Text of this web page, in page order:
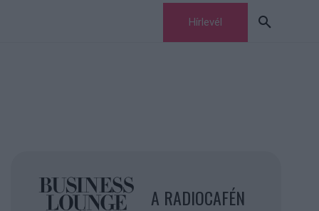
Hírlevél
A RADIOCAFÉN